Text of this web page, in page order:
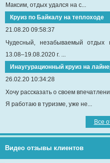
Максим, отдых удался на с...
Круиз по Байкалу на теплоходе
21.08.20 09:58:37
Чудесный, незабываемый отдых
13.08–19.08.2020 г. ...
Инаугурационный круиз на
26.02.20 10:34:28
Хочу рассказать о своем
Я работаю в туризме, уже не...
Все
Видео отзывы клиентов